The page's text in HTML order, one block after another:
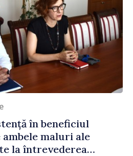
în beneficiul
maluri ale
la întrevederea